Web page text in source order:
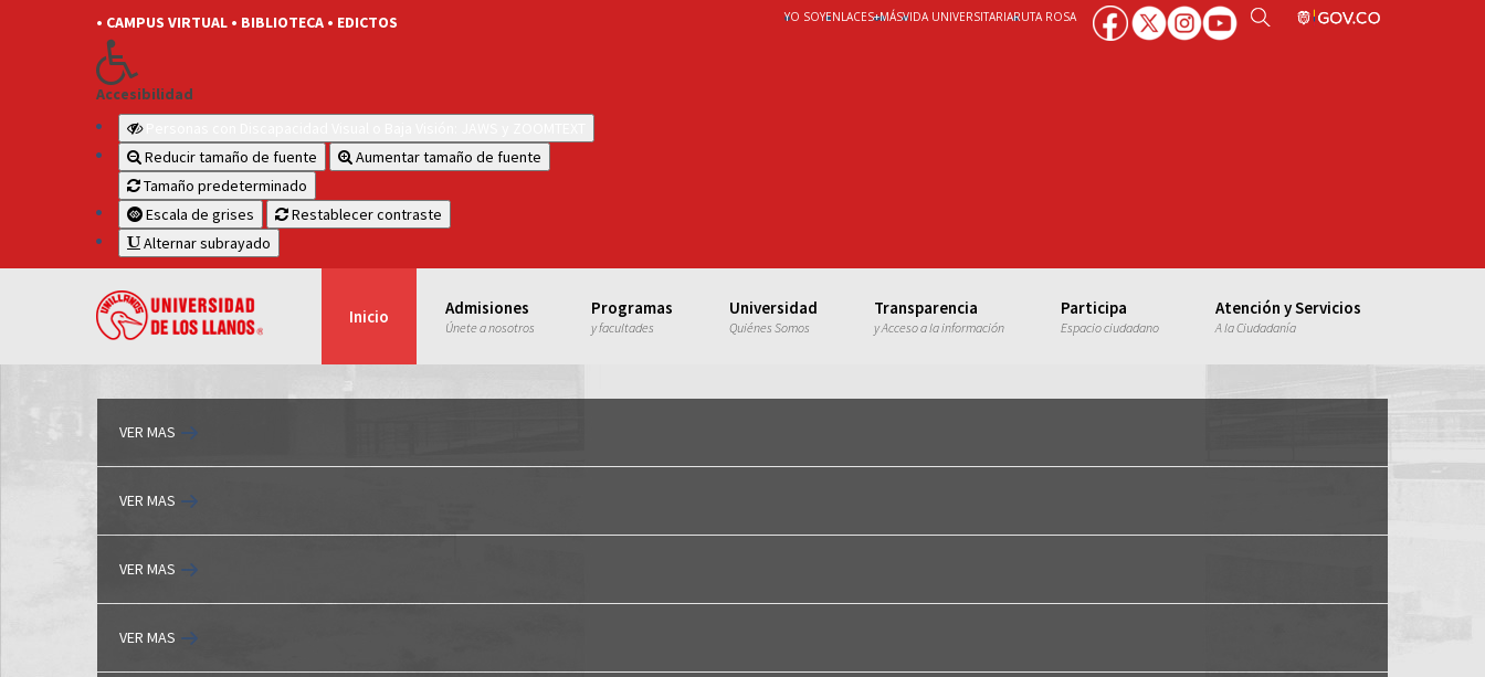
• CAMPUS VIRTUAL • BIBLIOTECA • EDICTOS
Accesibilidad
Reducir tamaño de fuente
Aumentar tamaño de fuente
Tamaño predeterminado
Escala de grises
Restablecer contraste
Alternar subrayado
YO SOYENLACES+MÁSVIDA UNIVERSITARIARUTA ROSA
Inicio Admisiones
Únete a nosotros
Programas
y facultades
Universidad
Quiénes Somos
Transparencia
y Acceso a la información
Participa
Espacio ciudadano
Atención y Servicios
A la Ciudadanía
VER MAS
VER MAS
VER MAS
VER MAS